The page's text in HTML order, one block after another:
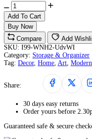
Add To Cart
Buy Now
Compare
Add
SKU: I99-WNH2-UdvWI
Category: Storage & Organizer
Tag: Decor, Home, Art, Modern
Share:
30 days easy returns
Order yours before
Guaranteed safe & secure